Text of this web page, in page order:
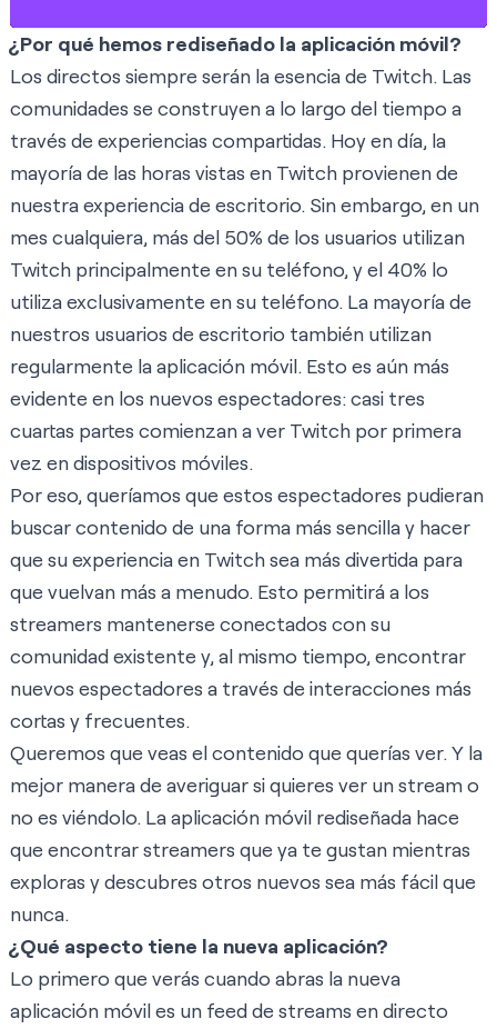
¿Por qué hemos rediseñado la aplicación móvil?
Los directos siempre serán la esencia de Twitch. Las
comunidades se construyen a lo largo del tiempo a
través de experiencias compartidas. Hoy en día, la
mayoría de las horas vistas en Twitch provienen de
nuestra experiencia de escritorio. Sin embargo, en un
mes cualquiera, más del 50% de los usuarios utilizan
Twitch principalmente en su teléfono, y el 40% lo
utiliza exclusivamente en su teléfono. La mayoría de
nuestros usuarios de escritorio también utilizan
regularmente la aplicación móvil. Esto es aún más
evidente en los nuevos espectadores: casi tres
cuartas partes comienzan a ver Twitch por primera
vez en dispositivos móviles.
Por eso, queríamos que estos espectadores pudieran
buscar contenido de una forma más sencilla y hacer
que su experiencia en Twitch sea más divertida para
que vuelvan más a menudo. Esto permitirá a los
streamers mantenerse conectados con su
comunidad existente y, al mismo tiempo, encontrar
nuevos espectadores a través de interacciones más
cortas y frecuentes.
Queremos que veas el contenido que querías ver. Y la
mejor manera de averiguar si quieres ver un stream o
no es viéndolo. La aplicación móvil rediseñada hace
que encontrar streamers que ya te gustan mientras
exploras y descubres otros nuevos sea más fácil que
nunca.
¿Qué aspecto tiene la nueva aplicación?
Lo primero que verás cuando abras la nueva
aplicación móvil es un feed de streams en directo